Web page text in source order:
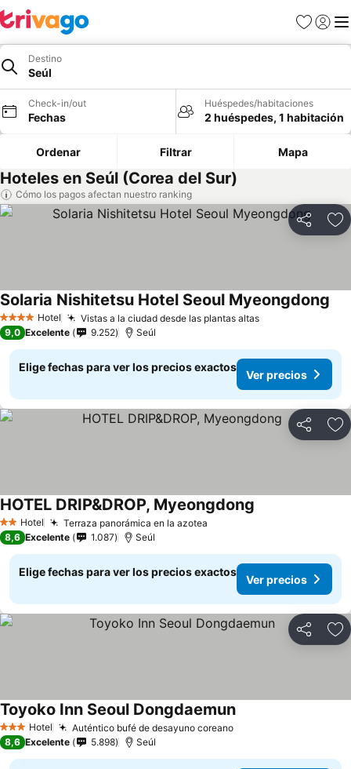
Favoritos
Iniciar
Destino
Seúl
Check-in/out
Fechas
Huéspedes/habitaciones
2 huéspedes, 1 habitación
Ordenar Filtrar Mapa
Hoteles en Seúl (Corea del Sur)
Cómo los pagos afectan nuestro ranking
Compartir
4 EstrellasHotel Vistas a la ciudad desde las plantas altasVer precios
Solaria Nishitetsu Hotel Seoul Myeongdong
9,0 Excelente 9.252 Seúl
Elige fechas para ver los precios exactos
Ver precios
Compartir
2 Estrellas
Hotel Terraza panorámica en la azotea
HOTEL DRIP&DROP, Myeongdong
8,6 Excelente 1.087 Seúl
Elige fechas para ver los precios exactos
Ver precios
Compartir
3 Estrellas
Hotel Auténtico bufé de desayuno coreanoVer precios
Toyoko Inn Seoul DongdaemunVer precios
8,6 Excelente 5.898 Seúl